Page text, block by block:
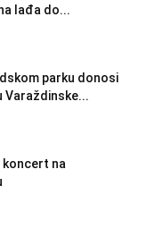
lađa do...
parku donosi
Varaždinske...
na